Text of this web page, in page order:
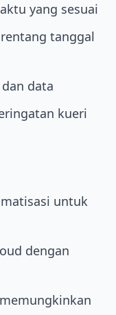
yang sesuai
tanggal
data
kueri
untuk
dengan